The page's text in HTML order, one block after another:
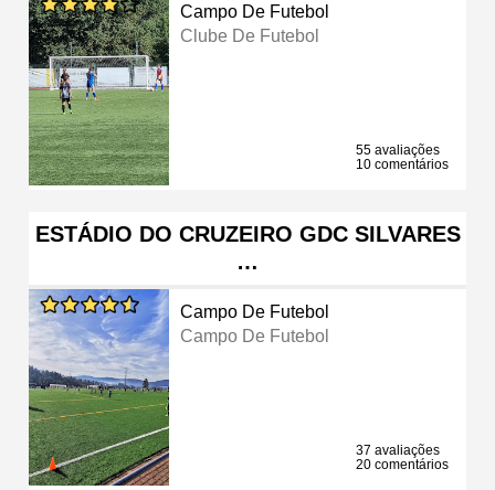
Campo De Futebol
Clube De Futebol
55 avaliações
10 comentários
ESTÁDIO DO CRUZEIRO GDC SILVARES
…
Campo De Futebol
Campo De Futebol
37 avaliações
20 comentários